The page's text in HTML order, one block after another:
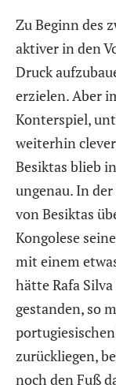
Zu Beginn des
aktiver in den
Druck
erzielen. Aber
Konterspiel,
weiterhin
Besiktas blieb
ungenau. In
von Besiktas
Kongolese
mit einem
hätte Rafa
gestanden, so
zurückliegen,
noch den Fuß